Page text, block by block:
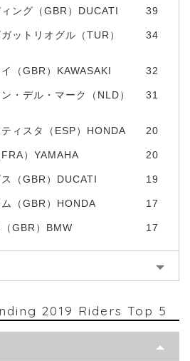
ング（GBR）DUCATI 39
ットリオグル（TUR）
34
（GBR）KAWASAKI 32
・デル・マーク（NLD）
31
ィスタ（ESP）HONDA 20
）YAMAHA 20
（GBR）DUCATI 19
（GBR）HONDA 17
GBR）BMW 17
2019 Riders Top 5